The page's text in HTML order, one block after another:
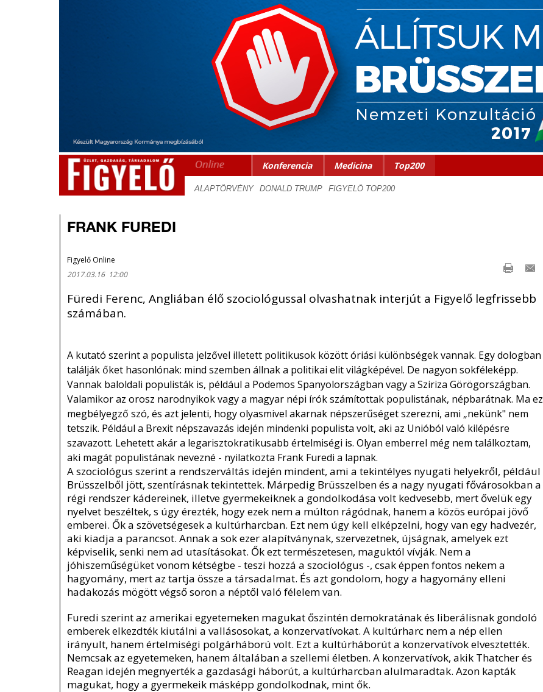
Konferencia Medicina Top200
FRANK FUREDI
Figyelő Online
2017.03.16 12:00
Füredi Ferenc, Angliában élő szociológussal olvashatnak interjút a Figyelő legfrissebb
számában.
A kutató szerint a populista jelzővel illetett politikusok között óriási különbségek vannak. Egy dologban
találják őket hasonlónak: mind szemben állnak a politikai elit világképével. De nagyon sokféleképp.
Vannak baloldali populisták is, például a Podemos Spanyolországban vagy a Sziriza Görögországban.
Valamikor az orosz narodnyikok vagy a magyar népi írók számítottak populistának, népbarátnak. Ma ez
megbélyegző szó, és azt jelenti, hogy olyasmivel akarnak népszerűséget szerezni, ami „nekünk" nem
tetszik. Például a Brexit népszavazás idején mindenki populista volt, aki az Unióból való kilépésre
szavazott. Lehetett akár a legarisztokratikusabb értelmiségi is. Olyan emberrel még nem találkoztam,
aki magát populistának nevezné - nyilatkozta Frank Furedi a lapnak.
A szociológus szerint a rendszerváltás idején mindent, ami a tekintélyes nyugati helyekről, például
Brüsszelből jött, szentírásnak tekintettek. Márpedig Brüsszelben és a nagy nyugati fővárosokban a
régi rendszer kádereinek, illetve gyermekeiknek a gondolkodása volt kedvesebb, mert ővelük egy
nyelvet beszéltek, s úgy érezték, hogy ezek nem a múlton rágódnak, hanem a közös európai jövő
emberei. Ők a szövetségesek a kultúrharcban. Ezt nem úgy kell elképzelni, hogy van egy hadvezér,
aki kiadja a parancsot. Annak a sok ezer alapítványnak, szervezetnek, újságnak, amelyek ezt
képviselik, senki nem ad utasításokat. Ők ezt természetesen, maguktól vívják. Nem a
jóhiszeműségüket vonom kétségbe - teszi hozzá a szociológus -, csak éppen fontos nekem a
hagyomány, mert az tartja össze a társadalmat. És azt gondolom, hogy a hagyomány elleni
hadakozás mögött végső soron a néptől való félelem van.
Furedi szerint az amerikai egyetemeken magukat őszintén demokratának és liberálisnak gondoló
emberek elkezdték kiutálni a vallásosokat, a konzervatívokat. A kultúrharc nem a nép ellen
irányult, hanem értelmiségi polgárháború volt. Ezt a kultúrháborút a konzervatívok elvesztették.
Nemcsak az egyetemeken, hanem általában a szellemi életben. A konzervatívok, akik Thatcher és
Reagan idején megnyerték a gazdasági háborút, a kultúrharcban alulmaradtak. Azon kapták
magukat, hogy a gyermekeik másképp gondolkodnak, mint ők.